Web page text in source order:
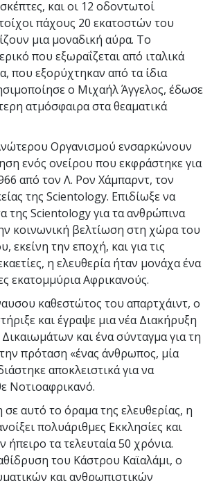
και οι 12 οδοντωτοί
πάχους 20 εκατοστών του
μια μοναδική αύρα. Το
που εξωραΐζεται από ιταλικά
που εξορύχτηκαν από τα ίδια
ο Μιχαήλ Άγγελος, έδωσε
ατμόσφαιρα στα θεαματικά
Οργανισμού ενσαρκώνουν
ενός ονείρου που εκφράστηκε για
από τον Λ. Ρον Χάμπαρντ, τον
της Scientology. Επιδίωξε να
της Scientology για τα ανθρώπινα
κοινωνική βελτίωση στη χώρα του
εκείνη την εποχή, και για τις
η ελευθερία ήταν μονάχα ένα
εκατομμύρια Αφρικανούς.
καθεστώτος του απαρτχάιντ, ο
και έγραψε μια νέα Διακήρυξη
και ένα σύνταγμα για τη
πρόταση «ένας άνθρωπος, μία
αποκλειστικά για να
Νοτιοαφρικανό.
αυτό το όραμα της ελευθερίας, η
πολυάριθμες Εκκλησίες και
ήπειρο τα τελευταία 50 χρόνια.
του Κάστρου Καϊαλάμι, ο
και ανθρωπιστικών